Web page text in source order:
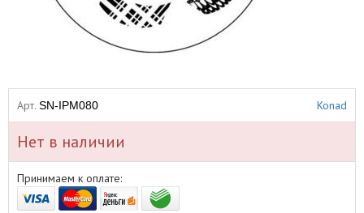
Арт. SN-IPM080 Konad
Нет в наличии
Принимаем к оплате: